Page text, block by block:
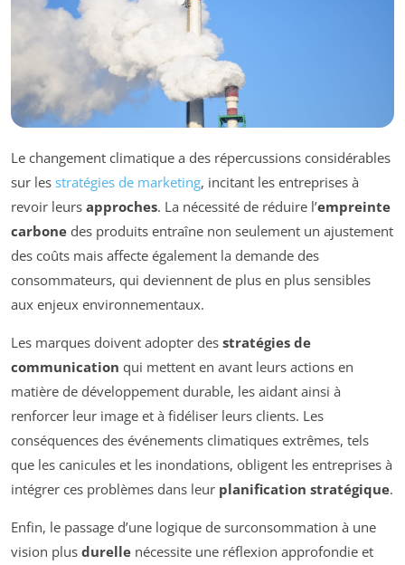
Le changement climatique a des répercussions considérables
sur les stratégies de marketing, incitant les entreprises à
revoir leurs approches. La nécessité de réduire l’empreinte
carbone des produits entraîne non seulement un ajustement
des coûts mais affecte également la demande des
consommateurs, qui deviennent de plus en plus sensibles
aux enjeux environnementaux.
Les marques doivent adopter des stratégies de
communication qui mettent en avant leurs actions en
matière de développement durable, les aidant ainsi à
renforcer leur image et à fidéliser leurs clients. Les
conséquences des événements climatiques extrêmes, tels
que les canicules et les inondations, obligent les entreprises à
intégrer ces problèmes dans leur planification stratégique.
Enfin, le passage d’une logique de surconsommation à une
vision plus durelle nécessite une réflexion approfondie et